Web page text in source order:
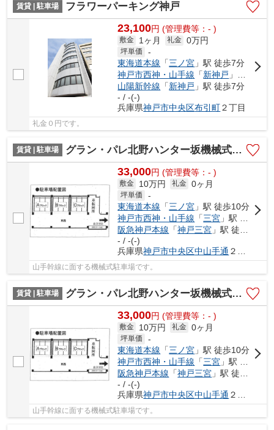
賃貸 | 駐車場 フラワーパーキング神戸
23,100円 (管理費等：- )
敷金 1ヶ月 礼金 0万円
坪単価
-
東海道本線 「三ノ宮 」駅 徒歩7分
神戸市西神・山手線 「新神戸 」駅 徒歩7分
山陽新幹線 「新神戸 」駅 徒歩7分
- / -(-)
兵庫県神戸市中央区布引町２丁目
礼金０円です。
賃貸 | 駐車場 グラン・パレ北野ハンター坂機械式駐車場
33,000円 (管理費等：- )
敷金 10万円 礼金 0ヶ月
坪単価
-
東海道本線 「三ノ宮 」駅 徒歩10分
神戸市西神・山手線 「三宮 」駅 徒歩6分
阪急神戸本線 「神戸三宮 」駅 徒歩7分
- / -(-)
兵庫県神戸市中央区中山手通 ２丁目
山手幹線に面する機械式駐車場です。
賃貸 | 駐車場 グラン・パレ北野ハンター坂機械式駐車場
33,000円 (管理費等：- )
敷金 10万円 礼金 0ヶ月
坪単価
-
東海道本線 「三ノ宮 」駅 徒歩10分
神戸市西神・山手線 「三宮 」駅 徒歩6分
阪急神戸本線 「神戸三宮 」駅 徒歩7分
- / -(-)
兵庫県神戸市中央区中山手通 ２丁目
山手幹線に面する機械式駐車場です。